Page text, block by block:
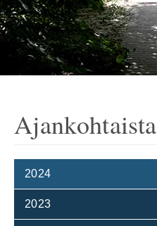
Ajankohtaista
2024
2023